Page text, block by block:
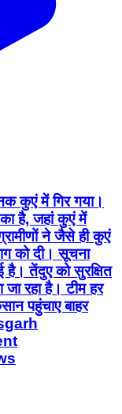
कुएं में गिर गया।
का है, जहां कुएं में
ने जैसे ही कुएं
को दी। सूचना
है। तेंदुए को सुरक्षित
रहा है। टीम हर
पहुंचाए बाहर